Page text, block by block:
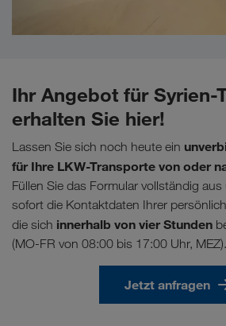
Ihr Angebot für Syrien-
erhalten Sie hier!
Lassen Sie sich noch heute ein
für Ihre LKW-Transporte von oder
Füllen Sie das Formular vollständig
sofort die Kontaktdaten Ihrer
die sich innerhalb von vier Stunden
(MO-FR von 08:00 bis 17:00 Uhr, MEZ).
Jetzt anfragen